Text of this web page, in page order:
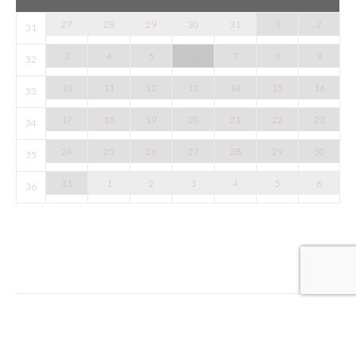
31 27 28 29 30 31 1 2
32 3 4 5 6 7 8 9
33 10 11 12 13 14 15 16
34 17 18 19 20 21 22 23
35 24 25 26 27 28 29 30
36 31 1 2 3 4 5 6